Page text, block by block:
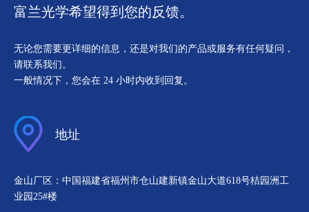
富兰光学希望得到您的反馈。
无论您需要更详细的信息，还是对我们的产品或服务有任何疑问，
请联系我们。
一般情况下，您会在 24 小时内收到回复。
地址
金山厂区：中国福建省福州市仓山建新镇金山大道618号桔园洲工
业园25#楼